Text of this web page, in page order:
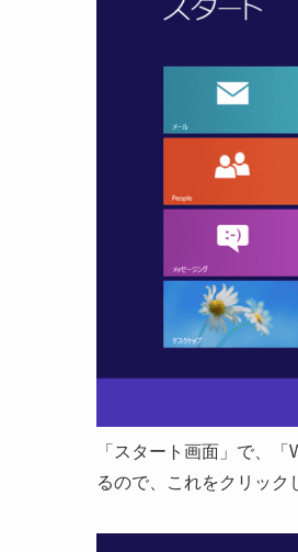
「スタート画面」で、
るので、これをクリック